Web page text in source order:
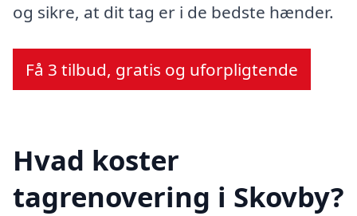
og sikre, at dit tag er i de bedste hænder.
Få 3 tilbud, gratis og uforpligtende
Hvad koster
tagrenovering i Skovby?